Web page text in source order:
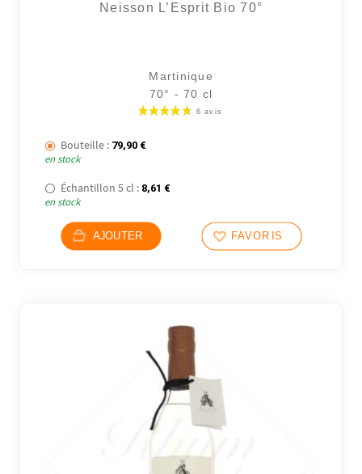
Neisson L’Esprit Bio 70°
Martinique
70° - 70 cl
Bouteille : 79,90 €
en stock
Échantillon 5 cl : 8,61 €
en stock
AJOUTER FAVORIS